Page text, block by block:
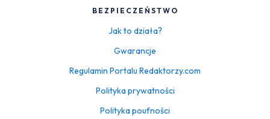
BEZPIECZEŃSTWO
Jak to działa?
Gwarancje
Regulamin Portalu Redaktorzy.com
Polityka prywatności
Polityka poufności